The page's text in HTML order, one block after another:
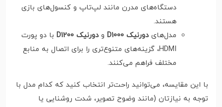
دستگاه‌های مدرن مانند لپ‌تاپ و کنسول‌های بازی
هستند.
مدل‌هایدورنیک D1000 ودورنیک D1200
با دو پورت
HDMI، گزینه‌های متنوع‌تری را برای اتصال به منابع
مختلف فراهم می‌کنند.
با این مقایسه، می‌توانید راحت‌تر انتخاب کنید که کدام مدل با
توجه به نیازتان (مانند وضوح تصویر، شدت روشنایی یا